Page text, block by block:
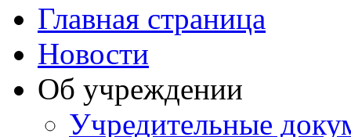
Главная страница
Новости
Об учреждении
Учредительные